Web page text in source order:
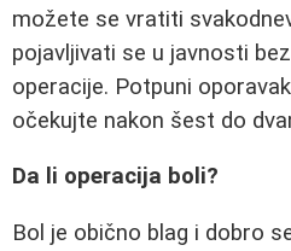
možete se vratiti
pojavljivati se u javnosti
operacije. Potpuni
očekujte nakon šest do
Da li operacija boli?
Bol je obično blag i dobro